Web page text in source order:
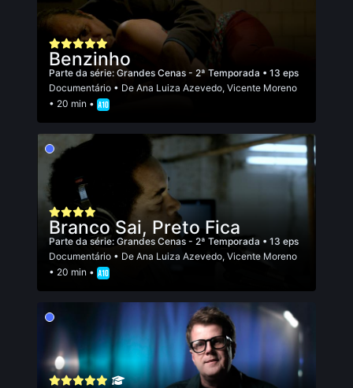
Benzinho
Parte da série: Grandes Cenas - 2ª Temporada • 13 eps
Documentário • De Ana Luiza Azevedo, Vicente Moreno
• 20 min •
Branco Sai, Preto Fica
Parte da série: Grandes Cenas - 2ª Temporada • 13 eps
Documentário • De Ana Luiza Azevedo, Vicente Moreno
• 20 min •